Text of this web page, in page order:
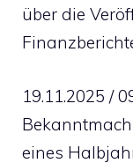
über die
19.11.2025 /
eines